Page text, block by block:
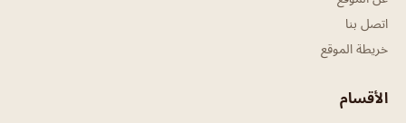
اتصل بنا
خريطة الموقع
الأقسام